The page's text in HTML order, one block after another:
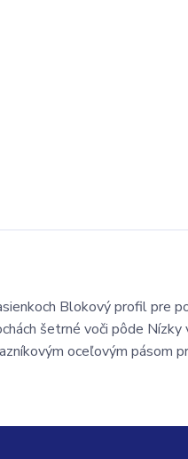
Blokový profil pre
šetrné voči pôde
oceľovým pásom